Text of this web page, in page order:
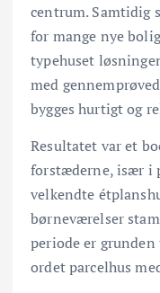
centrum. Samtidig
for mange nye
typehuset
med
bygges hurtigt og
Resultatet var et
forstæderne, især i
velkendte
børneværelser
periode er
ordet parcelhus